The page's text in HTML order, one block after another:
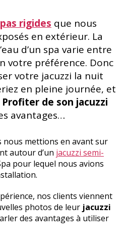
rigides que nous
en extérieur. La
d’un spa varie entre
votre préférence. Donc
votre jacuzzi la nuit
en pleine journée, et
Profiter de son jacuzzi
avantages…
nous mettions en avant sur
autour d’un jacuzzi semi-
pour lequel nous avions
nos clients viennent
photos de leur jacuzzi
des avantages à utiliser